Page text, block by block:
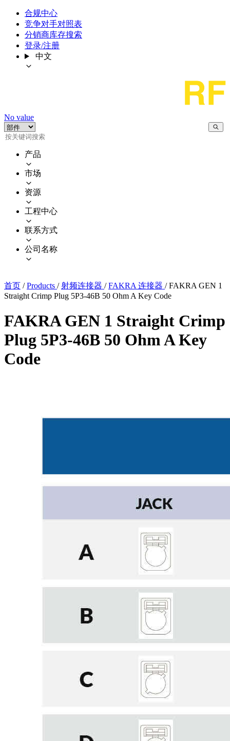
合规中心
竞争对手对照表
分销商库存搜索
登录/注册
中文
No value
产品
市场
资源
工程中心
联系方式
公司名称
首页 / Products / 射频连接器 / FAKRA 连接器 / FAKRA GEN 1
Straight Crimp Plug 5P3-46B 50 Ohm A Key Code
FAKRA GEN 1 Straight Crimp
Plug 5P3-46B 50 Ohm A Key
Code